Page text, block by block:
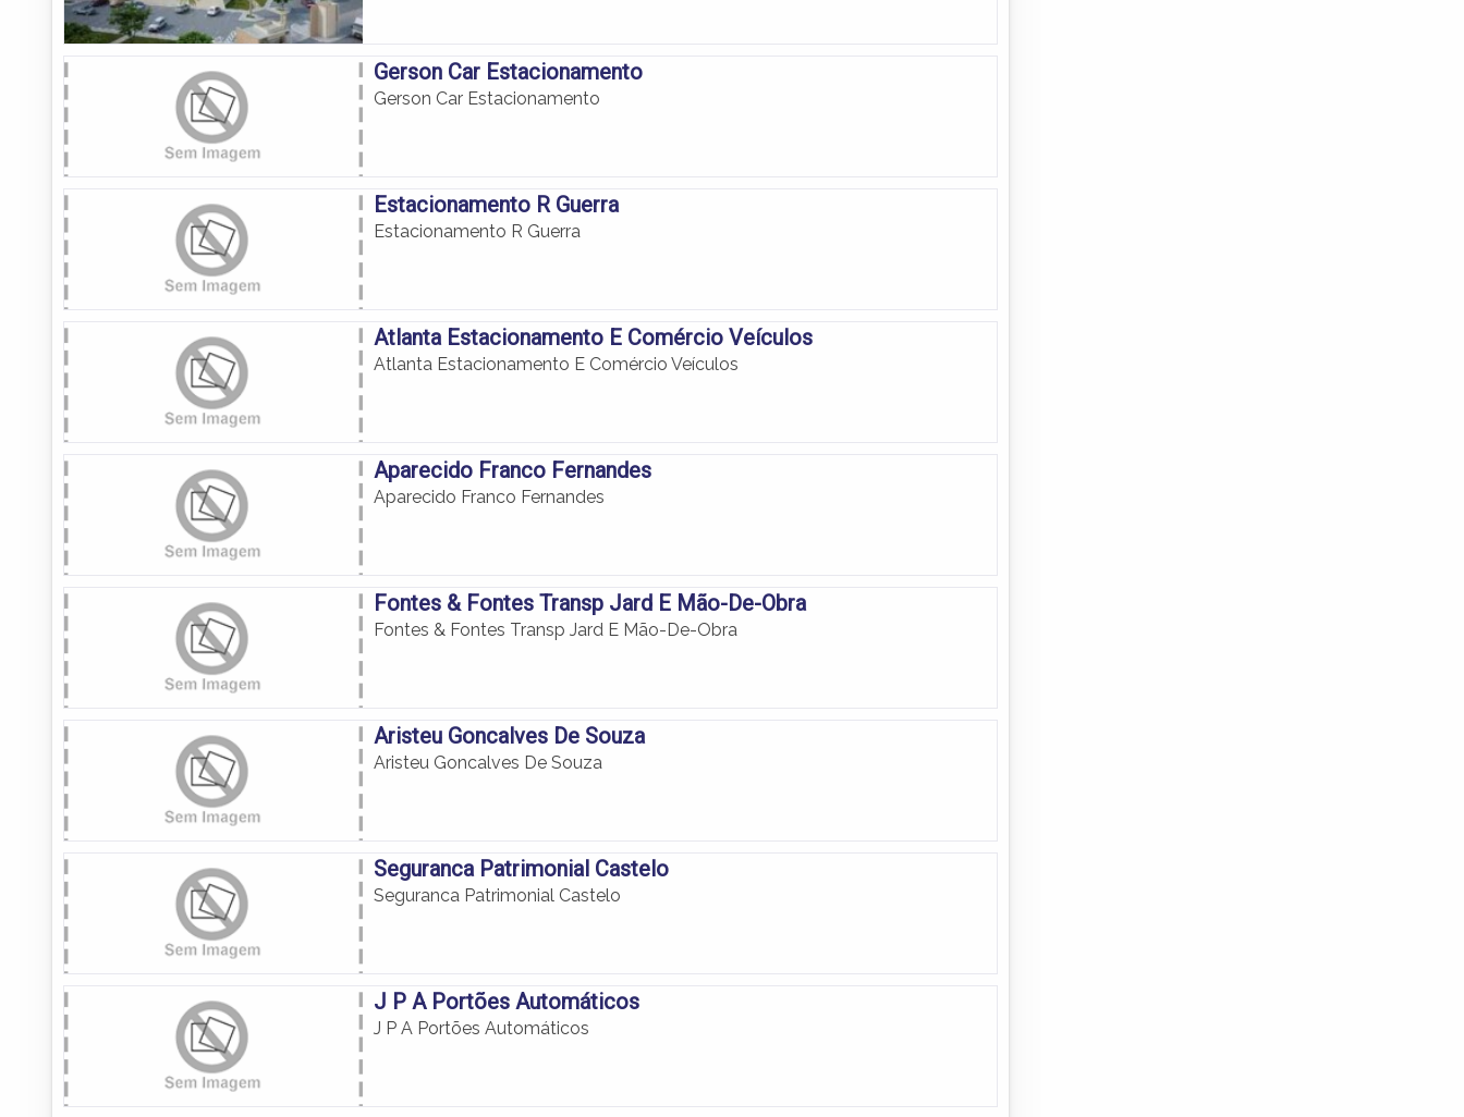
Gerson Car Estacionamento
Gerson Car Estacionamento
Estacionamento R Guerra
Estacionamento R Guerra
Atlanta Estacionamento E Comércio Veículos
Atlanta Estacionamento E Comércio Veículos
Aparecido Franco Fernandes
Aparecido Franco Fernandes
Fontes & Fontes Transp Jard E Mão-De-Obra
Fontes & Fontes Transp Jard E Mão-De-Obra
Aristeu Goncalves De Souza
Aristeu Goncalves De Souza
Seguranca Patrimonial Castelo
Seguranca Patrimonial Castelo
J P A Portões Automáticos
J P A Portões Automáticos